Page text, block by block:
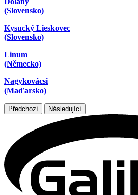
(Slovensko)
Kysucký Lieskovec
(Slovensko)
Linum
(Německo)
Nagykovácsi
(Maďarsko)
Předchozí Následující